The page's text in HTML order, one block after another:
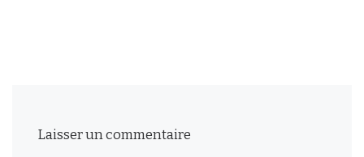
Laisser un commentaire